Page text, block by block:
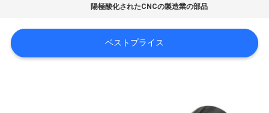
ー
陽極酸化されたCNCの製造業の部品
ベストプライス